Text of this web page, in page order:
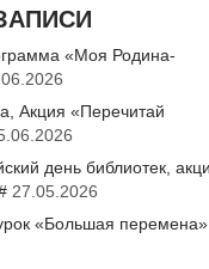
«Моя Родина-
Акция «Перечитай
день библиотек,
27.05.2026
«Большая перемена»